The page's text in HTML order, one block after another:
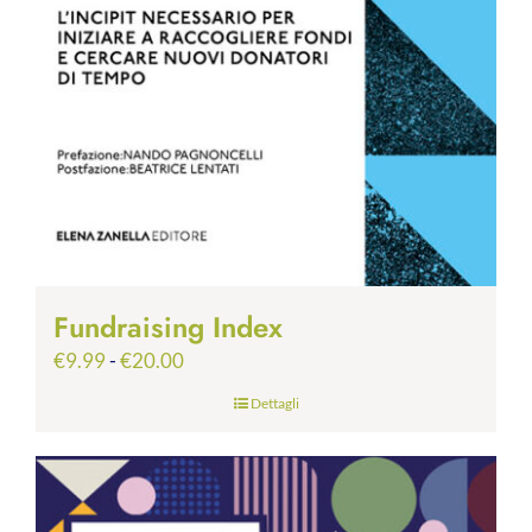
Fundraising Index
€9.99-€20.00Fascia
prezzo:
€9.99
a
Dettagli